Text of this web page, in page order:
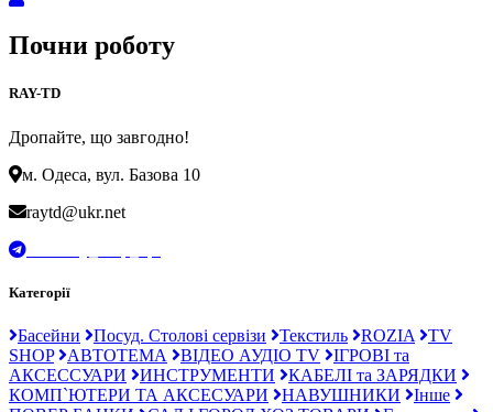
Почни роботу
RAY-TD
Дропайте, що завгодно!
м. Одеса, вул. Базова 10
raytd@ukr.net
Категорії
Басейни Посуд. Столові сервізи Текстиль ROZIA
TV
SHOP
АВТОТЕМА ВІДЕО АУДІО TV
ІГРОВІ та
АКСЕССУАРИ
ИНСТРУМЕНТИ
КАБЕЛІ та ЗАРЯДКИ
КОМП`ЮТЕРИ ТА АКСЕСУАРИ
НАВУШНИКИ
Інше